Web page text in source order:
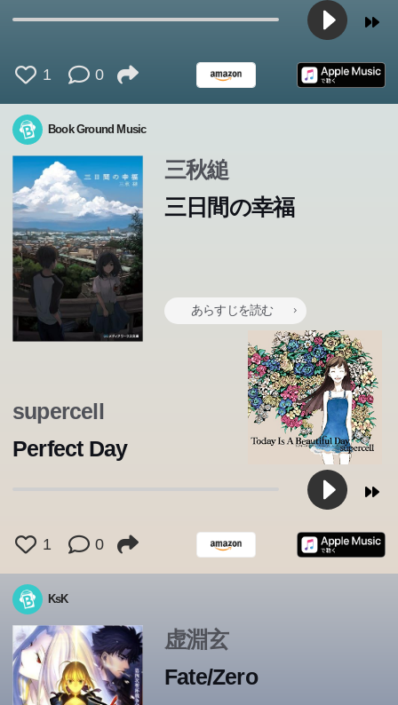
この本のあらすじは準備中です。Amazonで読むこともでき
ます。
この本のあらすじは準備中です。Amazonで読むこともでき
ます。
1 0
Book Ground Music
三秋縋
三日間の幸福
あらすじを読む
どうやら俺の人生には、今後何一つ良いことがないらし
い。寿命の“査定価格”が一年につき一万円ぽっちだったの
は、そのせいだ。未来を悲観して寿命の大半を売り払った
俺は、僅かな余生で幸せを掴もうと躍起になるが、何をや
っても裏目に出る。空回りし続ける俺を醒めた目で見つめ
る、「監視員」のミヤギ。彼女の為に生きることこそが一
番の幸せなのだと気付く頃には、俺の寿命は二か月を切っ
ていた。ウェブで大人気のエピソードがついに文庫化。
supercell
Perfect Day
1 0
KsK
虚淵玄
Fate/Zero
この本のあらすじは準備中です。Amazonで読むこともでき
ます。
「ぼくは思うのだ。どんなに成績が良くて、りっぱなこと
を言えるような人物でも、その人が変な顔で女にもてなか
ったらずい分と虚しいような気がする」―時田秀美は17
歳、サッカー好きの男子高校生。勉強はからっきしだが、
めっぽうモテる。発表から四半世紀、若者のバイブルであ
り続ける青春小説の金字塔。